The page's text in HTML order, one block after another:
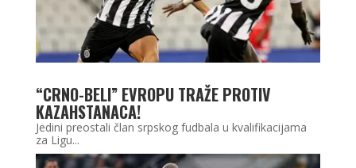
“CRNO-BELI” EVROPU TRAŽE PROTIV
KAZAHSTANACA!
Jedini preostali član srpskog fudbala u kvalifikacijama
za Ligu...